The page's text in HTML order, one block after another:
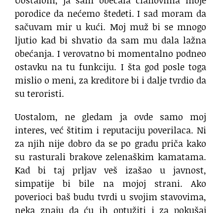
porodice da nećemo štedeti. I sad moram da
sačuvam mir u kući. Moj muž bi se mnogo
ljutio kad bi shvatio da sam mu dala lažna
obećanja. I verovatno bi momentalno podneo
ostavku na tu funkciju. I šta god posle toga
mislio o meni, za kreditore bi i dalje tvrdio da
su teroristi.
Uostalom, ne gledam ja ovde samo moj
interes, već štitim i reputaciju poverilaca. Ni
za njih nije dobro da se po gradu priča kako
su rasturali brakove zelenaškim kamatama.
Kad bi taj prljav veš izašao u javnost,
simpatije bi bile na mojoj strani. Ako
poverioci baš budu tvrdi u svojim stavovima,
neka znaju da ću ih optužiti i za pokušaj